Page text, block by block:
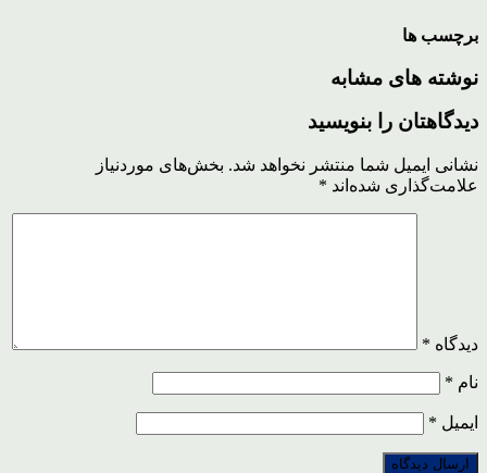
برچسب ها
نوشته های مشابه
دیدگاهتان را بنویسید
نشانی ایمیل شما منتشر نخواهد شد. بخش‌های موردنیاز
علامت‌گذاری شده‌اند *
دیدگاه *
نام *
ایمیل *